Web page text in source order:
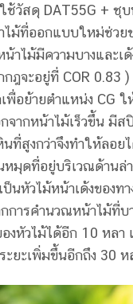
ช้วัสดุ DAT55G + ชุบ
ไม้ที่ออกแบบใหม่ช่วย
าไม้มีความบางและเด้
ฎจะอยู่ที่ COR 0.83
พื่อย้ายตำแหน่ง CG ใ
จากหน้าไม้เร็วขึ้น มี
ที่สูงกว่าจึงทำให้ลอย
มุดที่อยู่บริเวณด้านล่
ป็นหัวไม้หน้าเด้งของท
การคำนวณหน้าไม้ที่บ
งหัวไม้ได้อีก 10 หลา
ะยะเพิ่มขึ้นอีกถึง 30 ห